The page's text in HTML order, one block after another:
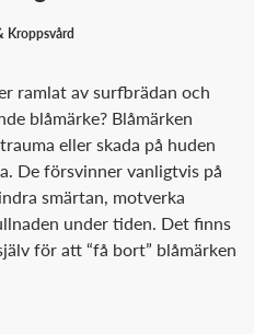
Kroppsvård
ramlat av surfbrädan och
blåmärke? Blåmärken
eller skada på huden
De försvinner vanligtvis på
smärtan, motverka
under tiden. Det finns
för att “få bort” blåmärken